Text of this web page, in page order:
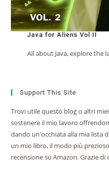
Java for Aliens Vol II
All about Java, explore the
Support This Site
Trovi utile questo blog o altri
sostenere il mio lavoro
dando un'occhiata alla mia lista
un mio libro, il modo più
recensione su Amazon. Grazie di